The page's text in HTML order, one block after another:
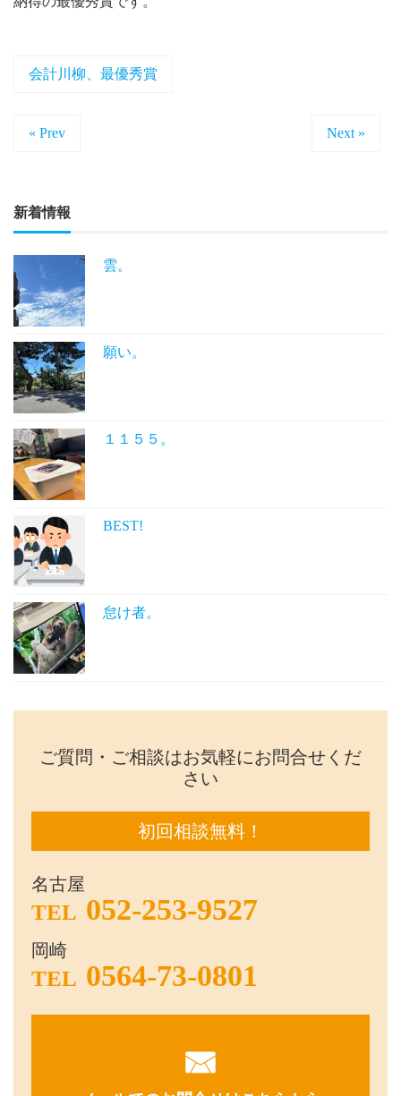
会計川柳、最優秀賞
« Prev Next »
新着情報
雲。
願い。
１１５５。
BEST!
怠け者。
ご質問・ご相談はお気軽にお問合せくだ
さい
初回相談無料！
名古屋
TEL 052-253-9527
岡崎
TEL 0564-73-0801